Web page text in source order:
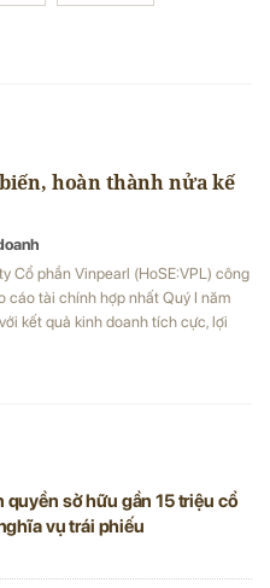
hoàn thành nửa kế
Cổ phần Vinpearl (HoSE:VPL) công
cáo tài chính hợp nhất Quý I năm
kết quả kinh doanh tích cực, lợi
quyền sở hữu gần 15 triệu cổ
vụ trái phiếu